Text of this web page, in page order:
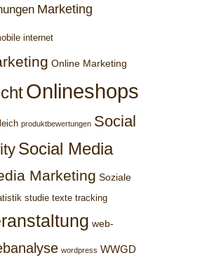
Marketing
internet
Online Marketing
Onlineshops
produktbewertungen Social
Social Media
Marketing Soziale
studie texte tracking
web-
wordpress WWGD